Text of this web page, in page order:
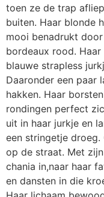
toen ze de trap
buiten. Haar blonde
mooi benadrukt
bordeaux rood.
blauwe strapless
Daaronder een paar
hakken. Haar
rondingen perfect
uit in haar jurkje en
een stringetje droeg.
op de straat. Met
chania in,naar haar
en dansten in die